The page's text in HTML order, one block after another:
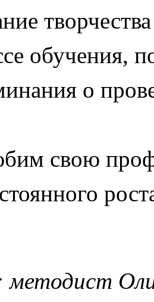
обучения,
о
свою